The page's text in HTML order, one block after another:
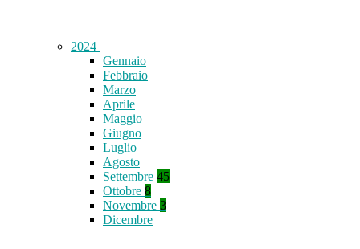
2024
Gennaio
Febbraio
Marzo
Aprile
Maggio
Giugno
Luglio
Agosto
Settembre 45
Ottobre 8
Novembre 3
Dicembre